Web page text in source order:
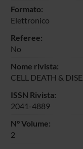
Formato:
Elettronico
Referee:
No
Nome rivista:
CELL DEATH &
ISSN Rivista:
2041-4889
N° Volume:
2